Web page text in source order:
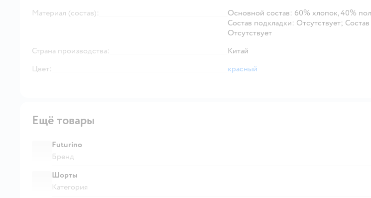
Материал (состав):
Основной состав: 60% хлопок, 40%
Состав подкладки: Отсутствует; Состав
Отсутствует
Страна производства:
Китай
Цвет:
красный
Ещё товары
Futurino
Бренд
Шорты
Категория